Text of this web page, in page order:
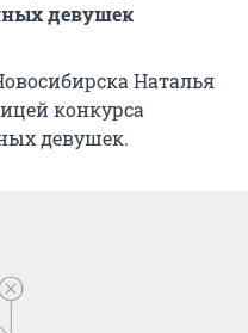
девушек
Наталья
конкурса
девушек.